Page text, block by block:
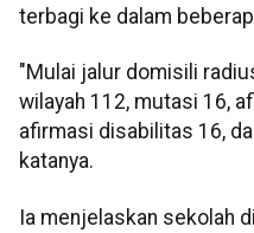
terbagi ke dalam
"Mulai jalur domisili
wilayah 112, mutasi 16,
afirmasi disabilitas 16,
katanya.
Ia menjelaskan sekolah